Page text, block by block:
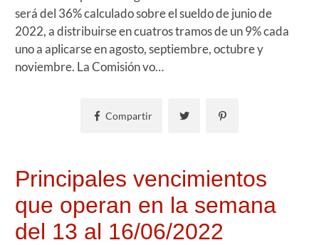
será del 36% calculado sobre el sueldo de junio de
2022, a distribuirse en cuatros tramos de un 9% cada
uno a aplicarse en agosto, septiembre, octubre y
noviembre. La Comisión vo…
Compartir
Principales vencimientos
que operan en la semana
del 13 al 16/06/2022